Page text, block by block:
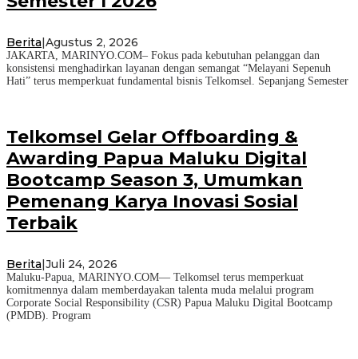
Berita Agustus 2, 2026
JAKARTA, MARINYO.COM– Fokus pada kebutuhan pelanggan dan
konsistensi menghadirkan layanan dengan semangat “Melayani Sepenuh
Hati” terus memperkuat fundamental bisnis Telkomsel. Sepanjang Semester
Telkomsel Gelar Offboarding &
Awarding Papua Maluku Digital
Bootcamp Season 3, Umumkan
Pemenang Karya Inovasi Sosial
Terbaik
Berita|Juli 24, 2026
Maluku-Papua, MARINYO.COM— Telkomsel terus memperkuat
komitmennya dalam memberdayakan talenta muda melalui program
Corporate Social Responsibility (CSR) Papua Maluku Digital Bootcamp
(PMDB). Program